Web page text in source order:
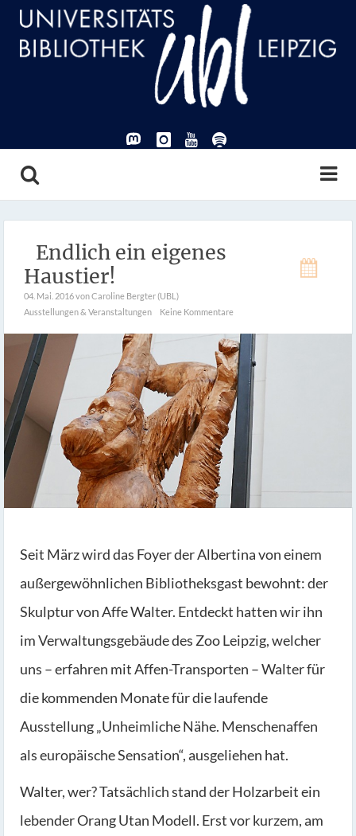
Endlich ein eigenes
Haustier!
04. Mai. 2016von Caroline Bergter (UBL)
Ausstellungen & Veranstaltungen
Keine Kommentare
Seit März wird das Foyer der Albertina von einem
außergewöhnlichen Bibliotheksgast bewohnt: der
Skulptur von Affe Walter. Entdeckt hatten wir ihn
im Verwaltungsgebäude des Zoo Leipzig, welcher
uns – erfahren mit Affen-Transporten – Walter für
die kommenden Monate für die laufende
Ausstellung „Unheimliche Nähe. Menschenaffen
als europäische Sensation“, ausgeliehen hat.
Walter, wer? Tatsächlich stand der Holzarbeit ein
lebender Orang Utan Modell. Erst vor kurzem, am